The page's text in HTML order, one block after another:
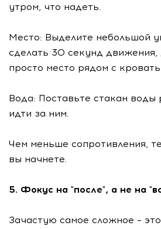
утром, что надеть.
Место: Выделите небольшой
сделать 30 секунд движения,
просто место рядом с
Вода: Поставьте стакан воды
идти за ним.
Чем меньше сопротивления,
вы начнете.
5. Фокус на "после", а не на
Зачастую самое сложное –